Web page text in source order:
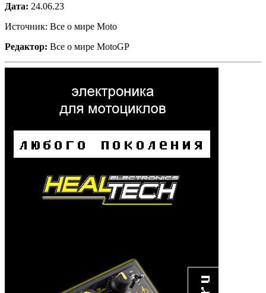
Дата: 24.06.23
Источник: Все о мире Moto
Редактор: Все о мире MotoGP